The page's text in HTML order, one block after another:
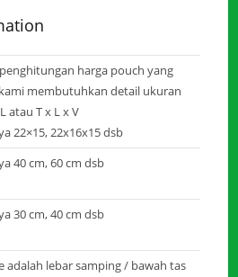
harga pouch yang
membutuhkan detail ukuran
atau T x L x V
22×15, 22x16x15 dsb
40 cm, 60 cm dsb
30 cm, 40 cm dsb
adalah lebar samping / bawah tas